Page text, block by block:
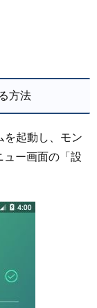
方法
を起動し、モン
ュー画面の「設